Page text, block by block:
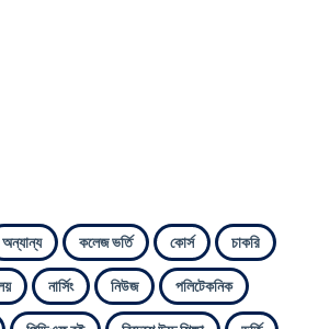
অন্যান্য কলেজ ভর্তি কোর্স চাকরি
নার্সিং নিউজ পলিটেকনিক